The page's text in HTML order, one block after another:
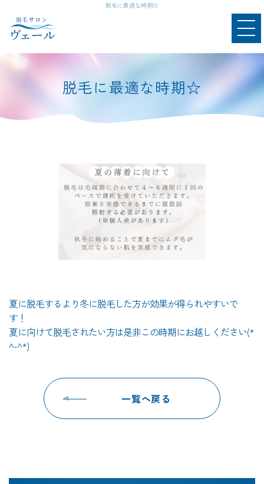
脱毛に最適な時期☆
脱毛に最適な時期☆
夏に脱毛するより冬に脱毛した方が効果が得られやすいで
す！
夏に向けて脱毛されたい方は是非この時期にお越しください(*
^-^*)
一覧へ戻る